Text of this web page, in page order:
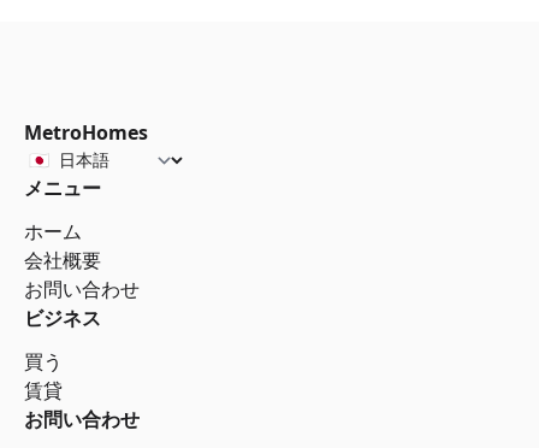
MetroHomes
メニュー
ホーム
会社概要
お問い合わせ
ビジネス
買う
賃貸
お問い合わせ